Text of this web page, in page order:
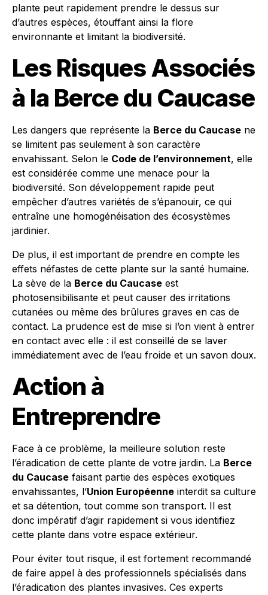
plante peut rapidement prendre le dessus sur
d’autres espèces, étouffant ainsi la flore
environnante et limitant la biodiversité.
Les Risques Associés
à la Berce du Caucase
Les dangers que représente la Berce du Caucase ne
se limitent pas seulement à son caractère
envahissant. Selon le Code de l’environnement, elle
est considérée comme une menace pour la
biodiversité. Son développement rapide peut
empêcher d’autres variétés de s’épanouir, ce qui
entraîne une homogénéisation des écosystèmes
jardinier.
De plus, il est important de prendre en compte les
effets néfastes de cette plante sur la santé humaine.
La sève de la Berce du Caucase est
photosensibilisante et peut causer des irritations
cutanées ou même des brûlures graves en cas de
contact. La prudence est de mise si l’on vient à entrer
en contact avec elle : il est conseillé de se laver
immédiatement avec de l’eau froide et un savon doux.
Action à
Entreprendre
Face à ce problème, la meilleure solution reste
l’éradication de cette plante de votre jardin. La Berce
du Caucase faisant partie des espèces exotiques
envahissantes, l’Union Européenne interdit sa culture
et sa détention, tout comme son transport. Il est
donc impératif d’agir rapidement si vous identifiez
cette plante dans votre espace extérieur.
Pour éviter tout risque, il est fortement recommandé
de faire appel à des professionnels spécialisés dans
l’éradication des plantes invasives. Ces experts